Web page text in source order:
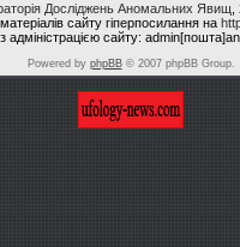
Досліджень Аномальних Явищ
сайту гіперпосилання на
адміністрацією сайту:
Powered by phpBB© 2007 phpBB Group.